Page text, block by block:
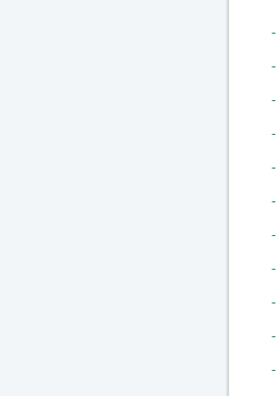
-
-
-
-
-
-
-
-
-
-
-